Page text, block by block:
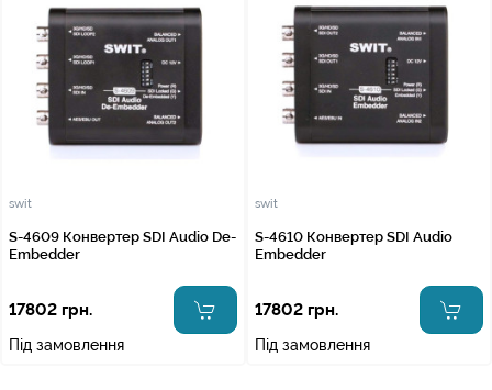
swit
S-4609 Конвертер SDI Audio De-
Embedder
17802 грн.
Під замовлення
swit
S-4610 Конвертер SDI Audio
Embedder
17802 грн.
Під замовлення